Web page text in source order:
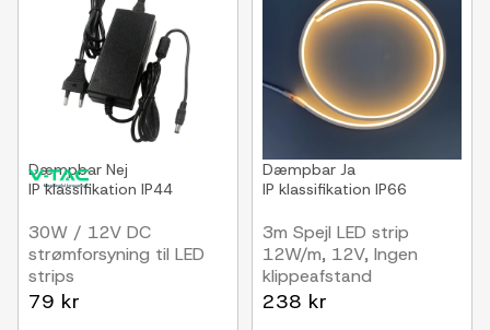
Dæmpbar Nej
IP klassifikation IP44
30W / 12V DC
strømforsyning til LED
strips
2.5A, IP44 vådrum
79 kr
Dæmpbar Ja
IP klassifikation IP66
3m Spejl LED strip
12W/m, 12V, Ingen
klippeafstand
238 kr